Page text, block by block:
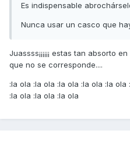
Es indispensable
Nunca usar un casco que
Juassss¡¡¡¡¡¡ estas tan absorto
que no se corresponde....
:la ola :la ola :la ola :la ola :la
:la ola :la ola :la ola